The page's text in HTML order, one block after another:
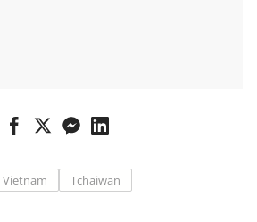
Vietnam Tchaiwan